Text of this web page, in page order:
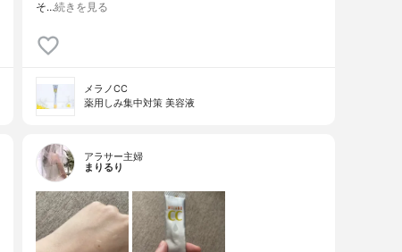
そ…続きを見る
メラノCC
薬用しみ集中対策 美容液
アラサー主婦
まりるり